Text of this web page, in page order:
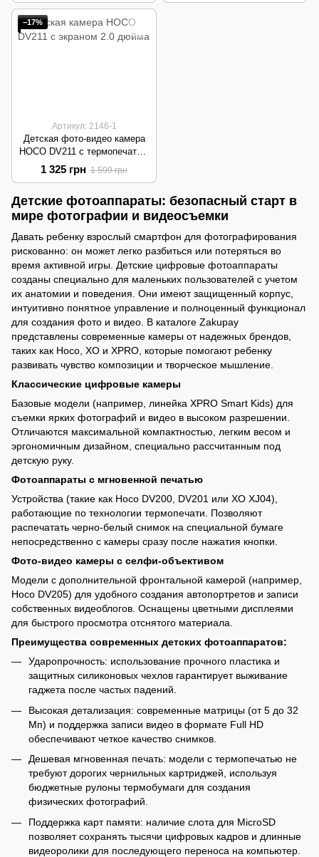
−17%
Артикул: 2146-1
Детская фото-видео камера
HOCO DV211 с термопечатью
| 20 МП, 1080p, 1300 mAh |
Yellow
1 325 грн 1 599 грн
Детские фотоаппараты: безопасный старт в
мире фотографии и видеосъемки
Давать ребенку взрослый смартфон для фотографирования
рискованно: он может легко разбиться или потеряться во
время активной игры. Детские цифровые фотоаппараты
созданы специально для маленьких пользователей с учетом
их анатомии и поведения. Они имеют защищенный корпус,
интуитивно понятное управление и полноценный функционал
для создания фото и видео. В каталоге Zakupay
представлены современные камеры от надежных брендов,
таких как Hoco, XO и XPRO, которые помогают ребенку
развивать чувство композиции и творческое мышление.
Классические цифровые камеры
Базовые модели (например, линейка XPRO Smart Kids) для
съемки ярких фотографий и видео в высоком разрешении.
Отличаются максимальной компактностью, легким весом и
эргономичным дизайном, специально рассчитанным под
детскую руку.
Фотоаппараты с мгновенной печатью
Устройства (такие как Hoco DV200, DV201 или XO XJ04),
работающие по технологии термопечати. Позволяют
распечатать черно-белый снимок на специальной бумаге
непосредственно с камеры сразу после нажатия кнопки.
Фото-видео камеры с селфи-объективом
Модели с дополнительной фронтальной камерой (например,
Hoco DV205) для удобного создания автопортретов и записи
собственных видеоблогов. Оснащены цветными дисплеями
для быстрого просмотра отснятого материала.
Преимущества современных детских фотоаппаратов:
Ударопрочность: использование прочного пластика и
защитных силиконовых чехлов гарантирует выживание
гаджета после частых падений.
Высокая детализация: современные матрицы (от 5 до 32
Мп) и поддержка записи видео в формате Full HD
обеспечивают четкое качество снимков.
Дешевая мгновенная печать: модели с термопечатью не
требуют дорогих чернильных картриджей, используя
бюджетные рулоны термобумаги для создания
физических фотографий.
Поддержка карт памяти: наличие слота для MicroSD
позволяет сохранять тысячи цифровых кадров и длинные
видеоролики для последующего переноса на компьютер.